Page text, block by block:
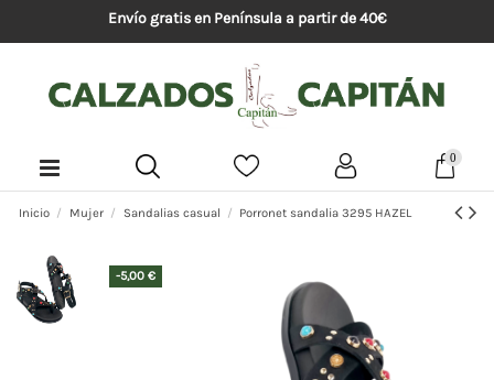
Envío gratis en Península a partir de 40€
0
Inicio Mujer Sandalias casual Porronet sandalia 3295 HAZEL
-5,00 €